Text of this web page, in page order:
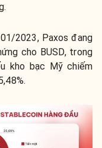
2023, Paxos đang
cho BUSD, trong
kho bạc Mỹ chiếm